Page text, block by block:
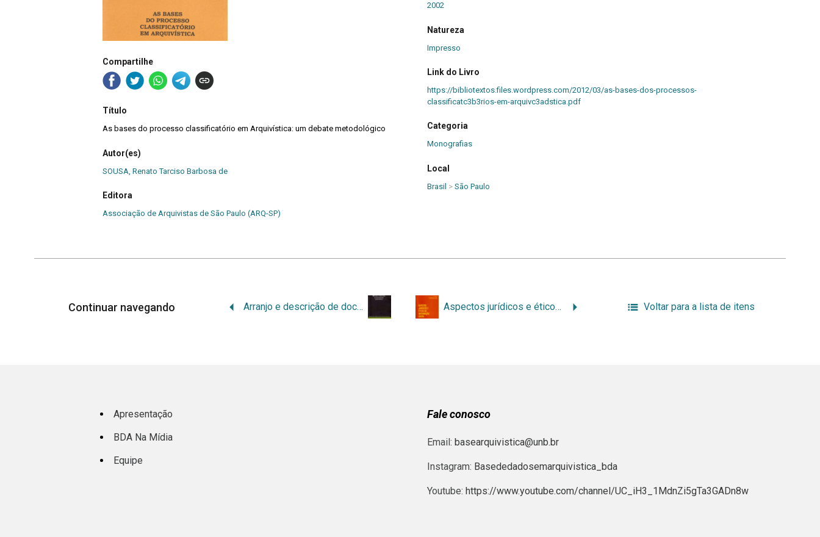
Compartilhe
Título
As bases do processo classificatório em Arquivística: um debate metodológico
Autor(es)
SOUSA, Renato Tarciso Barbosa de
Editora
Associação de Arquivistas de São Paulo (ARQ-SP)
2002
Natureza
Impresso
Link do Livro
https://bibliotextos.files.wordpress.com/2012/03/as-bases-dos-processos-
classificatc3b3rios-em-arquivc3adstica.pdf
Categoria
Monografias
Local
Brasil > São Paulo
Continuar navegando Arranjo e descrição de documentos arquivísticos Aspectos jurídicos e éticos da informação digital Voltar para a lista de itens
Apresentação
BDA Na Mídia
Equipe
Fale conosco
Email: basearquivistica@unb.br
Instagram: Basededadosemarquivistica_bda
Youtube: https://www.youtube.com/channel/UC_iH3_1MdnZi5gTa3GADn8w